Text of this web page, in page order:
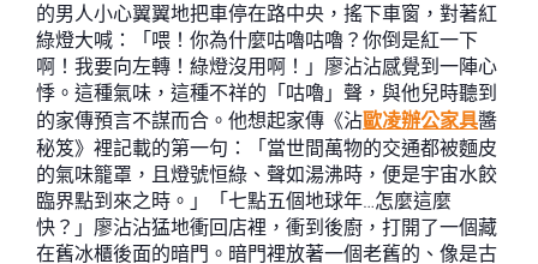
的男人小心翼翼地把車停在路中央，搖下車窗，對著紅
綠燈大喊：「喂！你為什麼咕嚕咕嚕？你倒是紅一下
啊！我要向左轉！綠燈沒用啊！」廖沾沾感覺到一陣心
悸。這種氣味，這種不祥的「咕嚕」聲，與他兒時聽到
的家傳預言不謀而合。他想起家傳《沾歐凌辦公家具醬
秘笈》裡記載的第一句：「當世間萬物的交通都被麵皮
的氣味籠罩，且燈號恒綠、聲如湯沸時，便是宇宙水餃
臨界點到來之時。」「七點五個地球年…怎麼這麼
快？」廖沾沾猛地衝回店裡，衝到後廚，打開了一個藏
在舊冰櫃後面的暗門。暗門裡放著一個老舊的、像是古